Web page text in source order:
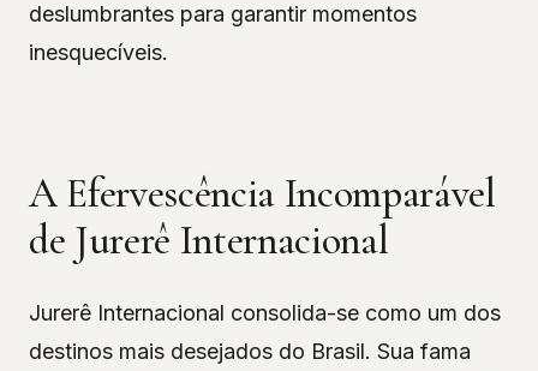
deslumbrantes para garantir momentos
inesquecíveis.
A Efervescência Incomparável
de Jurerê Internacional
Jurerê Internacional consolida-se como um dos
destinos mais desejados do Brasil. Sua fama